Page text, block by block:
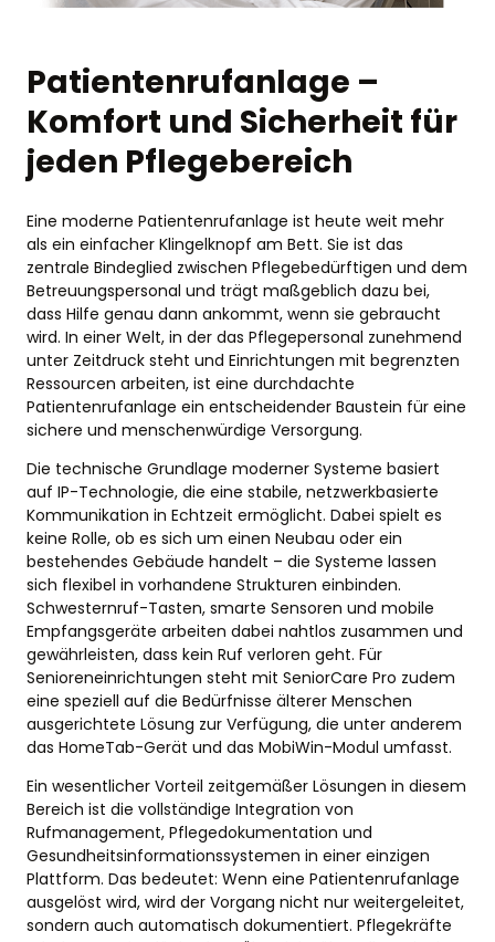
Patientenrufanlage –
Komfort und Sicherheit für
jeden Pflegebereich
Eine moderne Patientenrufanlage ist heute weit mehr
als ein einfacher Klingelknopf am Bett. Sie ist das
zentrale Bindeglied zwischen Pflegebedürftigen und dem
Betreuungspersonal und trägt maßgeblich dazu bei,
dass Hilfe genau dann ankommt, wenn sie gebraucht
wird. In einer Welt, in der das Pflegepersonal zunehmend
unter Zeitdruck steht und Einrichtungen mit begrenzten
Ressourcen arbeiten, ist eine durchdachte
Patientenrufanlage ein entscheidender Baustein für eine
sichere und menschenwürdige Versorgung.
Die technische Grundlage moderner Systeme basiert
auf IP-Technologie, die eine stabile, netzwerkbasierte
Kommunikation in Echtzeit ermöglicht. Dabei spielt es
keine Rolle, ob es sich um einen Neubau oder ein
bestehendes Gebäude handelt – die Systeme lassen
sich flexibel in vorhandene Strukturen einbinden.
Schwesternruf-Tasten, smarte Sensoren und mobile
Empfangsgeräte arbeiten dabei nahtlos zusammen und
gewährleisten, dass kein Ruf verloren geht. Für
Senioreneinrichtungen steht mit SeniorCare Pro zudem
eine speziell auf die Bedürfnisse älterer Menschen
ausgerichtete Lösung zur Verfügung, die unter anderem
das HomeTab-Gerät und das MobiWin-Modul umfasst.
Ein wesentlicher Vorteil zeitgemäßer Lösungen in diesem
Bereich ist die vollständige Integration von
Rufmanagement, Pflegedokumentation und
Gesundheitsinformationssystemen in einer einzigen
Plattform. Das bedeutet: Wenn eine Patientenrufanlage
ausgelöst wird, wird der Vorgang nicht nur weitergeleitet,
sondern auch automatisch dokumentiert. Pflegekräfte